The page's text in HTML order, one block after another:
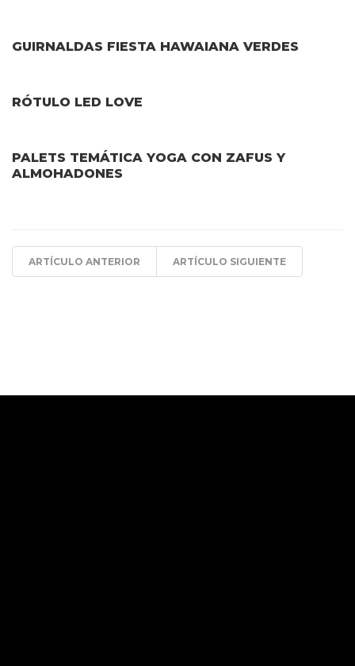
GUIRNALDAS FIESTA HAWAIANA VERDES
RÓTULO LED LOVE
PALETS TEMÁTICA YOGA CON ZAFUS Y
ALMOHADONES
ARTÍCULO ANTERIOR ARTÍCULO SIGUIENTE